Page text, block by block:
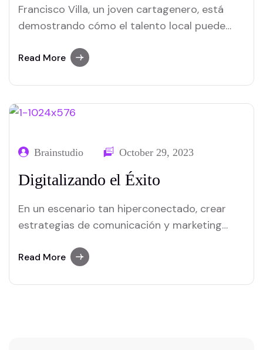
Francisco Villa, un joven cartagenero, está
demostrando cómo el talento local puede
positivamente a nivel nacional y local.
Read More
Brainstudio October 29, 2023
Digitalizando el Éxito
En un escenario tan hiperconectado, crear
estrategias de comunicación y marketing
alcanzar sus objetivos se ha vuelto imperante.
Read More